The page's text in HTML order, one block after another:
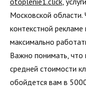
Московской области.
контекстной
максимально
Важно понимать, что
средней стоимости
обойдется вам в